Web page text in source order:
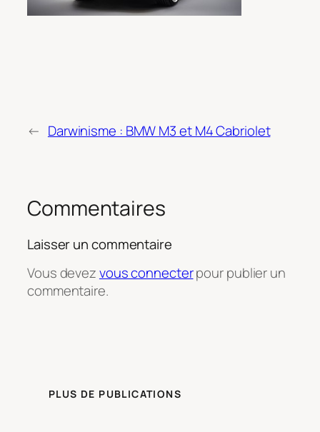
← Darwinisme : BMW M3 et M4 Cabriolet
Commentaires
Laisser un commentaire
Vous devezvous connecterpour publier un
commentaire.
PLUS DE PUBLICATIONS